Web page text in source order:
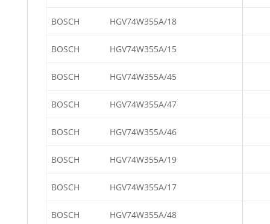
BOSCH HGV74W355A/18
BOSCH HGV74W355A/15
BOSCH HGV74W355A/45
BOSCH HGV74W355A/47
BOSCH HGV74W355A/46
BOSCH HGV74W355A/19
BOSCH HGV74W355A/17
BOSCH HGV74W355A/48